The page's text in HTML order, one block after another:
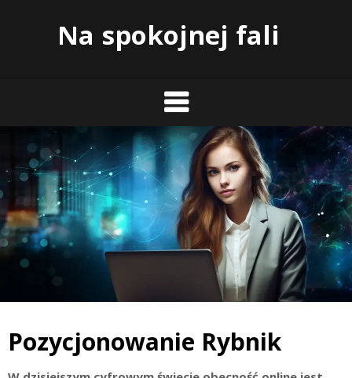
Na spokojnej fali
Pozycjonowanie Rybnik